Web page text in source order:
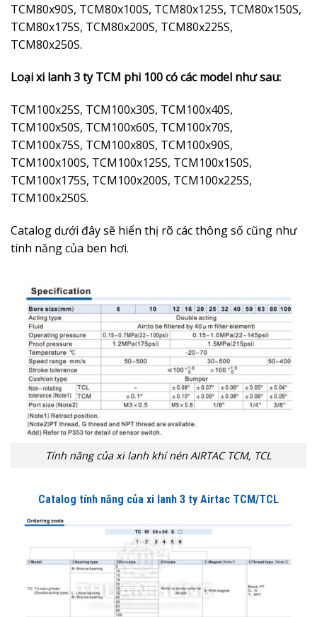
TCM80x90S, TCM80x100S, TCM80x125S, TCM80x150S,
TCM80x175S, TCM80x200S, TCM80x225S,
TCM80x250S.
Loại xi lanh 3 ty TCM phi 100 có các model như sau:
TCM100x25S, TCM100x30S, TCM100x40S,
TCM100x50S, TCM100x60S, TCM100x70S,
TCM100x75S, TCM100x80S, TCM100x90S,
TCM100x100S, TCM100x125S, TCM100x150S,
TCM100x175S, TCM100x200S, TCM100x225S,
TCM100x250S.
Catalog dưới đây sẽ hiển thị rõ các thông số cũng như
tính năng của ben hơi.
Tính năng của xi lanh khí nén AIRTAC TCM, TCL
Catalog tính năng của xi lanh 3 ty Airtac TCM/TCL